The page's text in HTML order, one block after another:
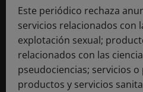
Este periódico rechaza
servicios relacionados con
explotación sexual;
relacionados con las
pseudociencias; servicios
productos y servicios